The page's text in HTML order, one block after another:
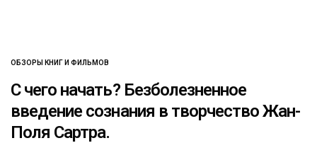
ОБЗОРЫ КНИГ И ФИЛЬМОВ
С чего начать? Безболезненное
введение сознания в творчество Жан-
Поля Сартра.